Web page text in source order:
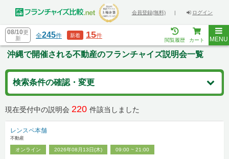
会員登録(無料) | ログイン
08/10更
新
全245件 新着 15件
閲覧履歴 カート MENU
沖縄で開催される不動産のフランチャイズ説明会一覧
検索条件の確認・変更
現在受付中の説明会 220 件該当しました
レンスペ本舗
不動産
オンライン 2026年08月13日(木) 09:00 ~ 21:00